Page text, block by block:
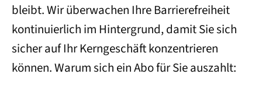
bleibt. Wir überwachen Ihre Barrierefreiheit
kontinuierlich im Hintergrund, damit Sie sich
sicher auf Ihr Kerngeschäft konzentrieren
können. Warum sich ein Abo für Sie auszahlt: